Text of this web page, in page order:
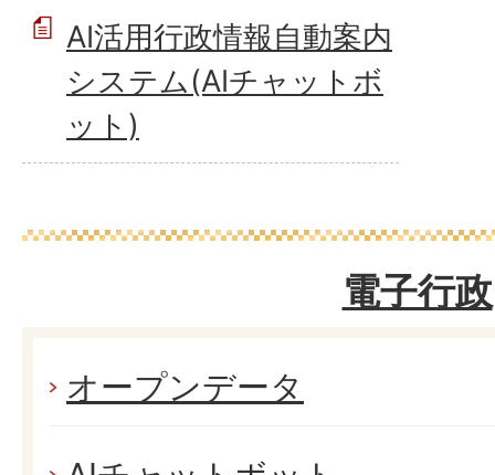
AI活用行政情報自動案内
システム(AIチャットボ
ット)
電子行政
オープンデータ